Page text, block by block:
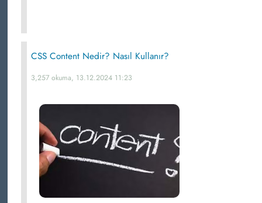
CSS Content Nedir? Nasıl Kullanır?
3,257 okuma, 13.12.2024 11:23